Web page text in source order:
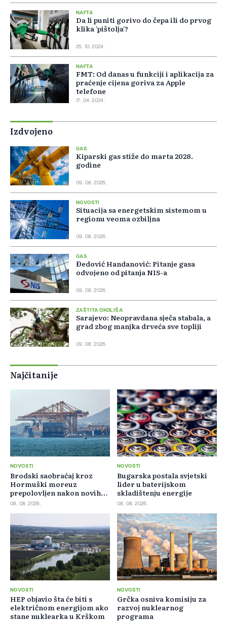
NAFTA
Da li puniti gorivo do čepa ili do prvog
klika 'pištolja'?
25. 10. 2024.
NAFTA
FMT: Od danas u funkciji i aplikacija za
praćenje cijena goriva za Apple
telefone
17. 04. 2024.
Izdvojeno
GAS
Kiparski gas stiže do marta 2028.
godine
09. 08. 2026.
NOVOSTI
Situacija sa energetskim sistemom u
regionu veoma ozbiljna
09. 08. 2026.
GAS
Đedović Handanović: Pitanje gasa
odvojeno od pitanja NIS-a
09. 08. 2026.
ZAŠTITA OKOLIŠA
Sarajevo: Neopravdana sječa stabala, a
grad zbog manjka drveća sve topliji
09. 08. 2026.
Najčitanije
NOVOSTI
Brodski saobraćaj kroz
Hormuški moreuz
prepolovljen nakon novih
blokada
08. 08. 2026.
NOVOSTI
Bugarska postala svjetski
lider u baterijskom
skladištenju energije
08. 08. 2026.
NOVOSTI
HEP objavio šta će biti s
električnom energijom ako
stane nuklearka u Krškom
NOVOSTI
Grčka osniva komisiju za
razvoj nuklearnog
programa